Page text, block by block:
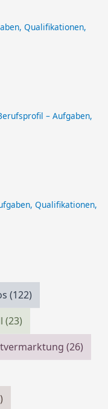
Qualifikationen,
– Aufgaben,
Qualifikationen,
(122)
(23)
(26)